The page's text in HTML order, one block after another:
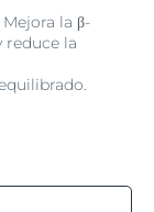
Mejora la β-
reduce la